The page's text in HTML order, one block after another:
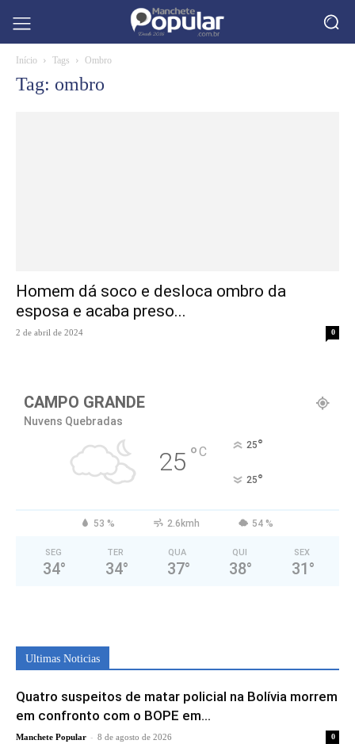
Início Tags Ombro
Tag: ombro
Homem dá soco e desloca ombro da
esposa e acaba preso...
2 de abril de 2024 0
CAMPO GRANDE
Nuvens Quebradas
25 °C 25°
25°
53 % 2.6kmh 54 %
SEG
34°
TER
34°
QUA
37°
QUI
38°
SEX
31 °
Ultimas Noticias
Quatro suspeitos de matar policial na Bolívia morrem
em confronto com o BOPE em...
Manchete Popular - 8 de agosto de 2026 0